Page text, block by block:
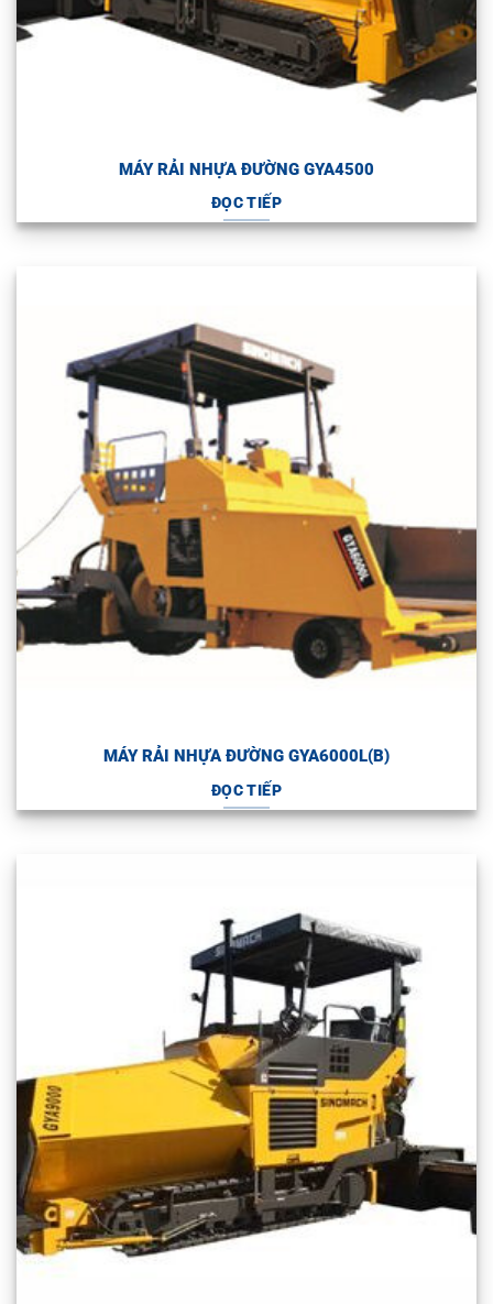
MÁY RẢI NHỰA ĐƯỜNG GYA4500
ĐỌC TIẾP
MÁY RẢI NHỰA ĐƯỜNG GYA6000L(B)
ĐỌC TIẾP